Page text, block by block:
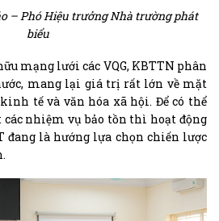
– Phó Hiệu trưởng Nhà trường phát
biểu
mạng lưới các VQG, KBTTN phân
mang lại giá trị rất lớn về mặt
tế và văn hóa xã hội. Để có thể
nhiệm vụ bảo tồn thì hoạt động
đang là hướng lựa chọn chiến lược